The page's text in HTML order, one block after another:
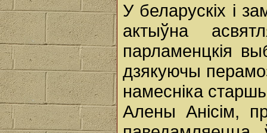
У беларускіх і
актыўна
парламенцкія
дзякуючы
намесніка
Алены Анісім,